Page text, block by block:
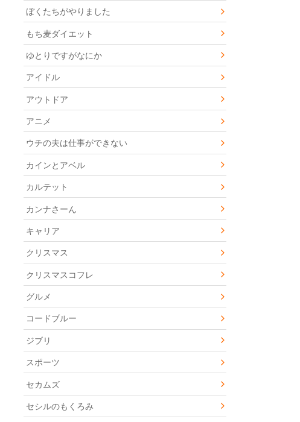
ぼくたちがやりました
もち麦ダイエット
ゆとりですがなにか
アイドル
アウトドア
アニメ
ウチの夫は仕事ができない
カインとアベル
カルテット
カンナさーん
キャリア
クリスマス
クリスマスコフレ
グルメ
コードブルー
ジブリ
スポーツ
セカムズ
セシルのもくろみ